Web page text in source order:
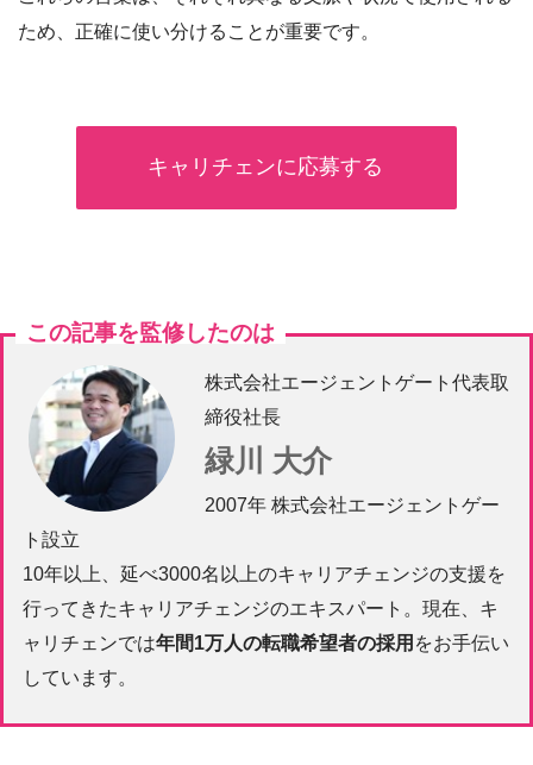
ため、正確に使い分けることが重要です。
キャリチェンに応募する
この記事を監修したのは
株式会社エージェントゲート代表取
締役社長
緑川 大介
2007年 株式会社エージェントゲー
ト設立
10年以上、延べ3000名以上のキャリアチェンジの支援を
行ってきたキャリアチェンジのエキスパート。現在、キ
ャリチェンでは年間1万人の転職希望者の採用 をお手伝い
しています。